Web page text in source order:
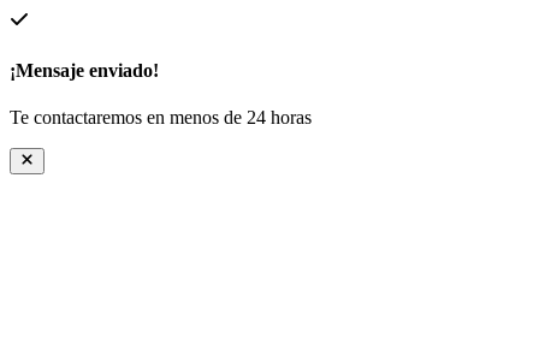
¡Mensaje enviado!
Te contactaremos en menos de 24 horas